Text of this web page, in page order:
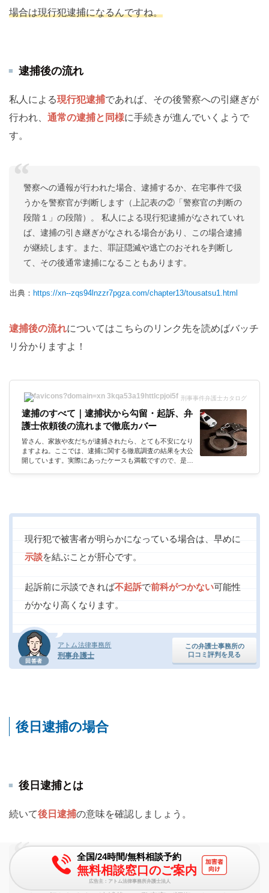
場合は現行犯逮捕になるんですね。
逮捕後の流れ
私人による現行犯逮捕であれば、その後警察への引継ぎが
行われ、 通常の逮捕と同様に手続きが進んでいくようで
す。
警察への通報が行われた場合、逮捕するか、在宅事件で扱
うかを警察官が判断します（上記表の②「警察官の判断の
段階１」の段階）。 私人による現行犯逮捕がなされていれ
ば、逮捕の引き継ぎがなされる場合があり、この場合逮捕
が継続します。また、罪証隠滅や逃亡のおそれを判断し
て、その後通常逮捕になることもあります。
出典： https://xn--zqs94lnzzr7pgza.com/chapter13/tousatsu1.html
逮捕後の流れについてはこちらのリンク先を読めばバッチ
リ分かりますよ！
刑事事件弁護士カタログ
逮捕のすべて｜逮捕状から勾留・起訴、弁
護士依頼後の流れまで徹底カバー
皆さん、家族や友だちが逮捕されたら、とても不安になり
ますよね。ここでは、逮捕に関する徹底調査の結果を大公
開しています。実際にあったケースも満載ですので、是非
たります。日本は法治国家なので、逮捕のように強制力を
回答者
アトム法律事務所
刑事弁護士
この弁護士事務所の
口コミ評判を見る
現行犯で被害者が明らかになっている場合は、早めに
示談を結ぶことが肝心です。
起訴前に示談できれば不起訴で前科がつかない可能性
がかなり高くなります。
後日逮捕の場合
後日逮捕とは
続いて後日逮捕の意味を確認しましょう。
後日逮捕とは、いわゆる通常逮捕のことです。通常逮捕
は、現行犯逮捕と異なり、裁判官が発布する逮捕状にもと
全国/24時間/無料相談予約
無料相談窓口のご案内
広告主：アトム法律事務所弁護士法人